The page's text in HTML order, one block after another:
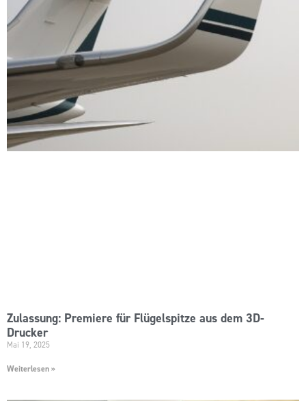
Zulassung: Premiere für Flügelspitze aus dem 3D-
Drucker
Mai 19, 2025
Weiterlesen »